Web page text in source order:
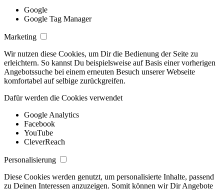
Google
Google Tag Manager
Marketing
Wir nutzen diese Cookies, um Dir die Bedienung der Seite zu
erleichtern. So kannst Du beispielsweise auf Basis einer vorherigen
Angebotssuche bei einem erneuten Besuch unserer Webseite
komfortabel auf selbige zurückgreifen.
Dafür werden die Cookies verwendet
Google Analytics
Facebook
YouTube
CleverReach
Personalisierung
Diese Cookies werden genutzt, um personalisierte Inhalte, passend
zu Deinen Interessen anzuzeigen. Somit können wir Dir Angebote